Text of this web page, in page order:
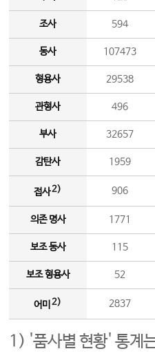
조사 594
동사 107473
형용사 29538
관형사 496
부사 32657
감탄사 1959
접사2) 906
의존 명사 1771
보조 동사 115
보조 형용사 52
어미 2) 2837
1) '품사별 현황' 통계